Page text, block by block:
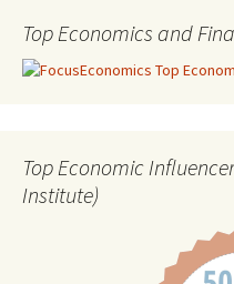
Top Economics and
Top Economic
Institute)